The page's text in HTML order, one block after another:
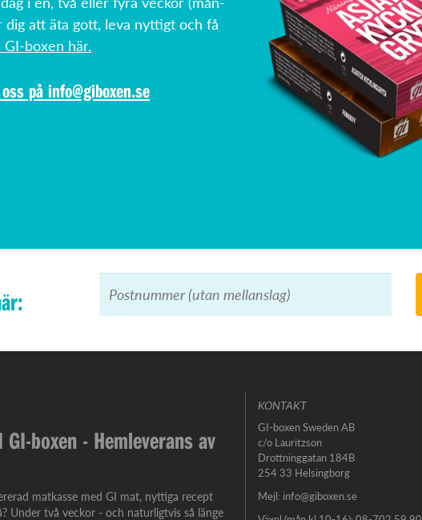
att äta gott, leva nyttigt och få
boxen här.
på info@giboxen.se
boxen - Hemleverans av
matkasse med GI mat, nyttiga recept
Under två veckor - och naturligtvis så länge
KONTAKT
GI-boxen Sweden AB
c/o Lauritzson
Drottninggatan 184B
254 33 Helsingborg
Mejl:info@giboxen.se